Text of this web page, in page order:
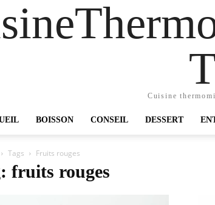
Cuisine
BOISSON CONSEIL DESSERT
Tags Fruits rouges
fruits rouges